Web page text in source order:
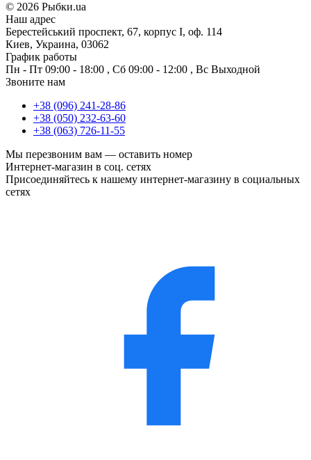
© 2026 Рыбки.ua
Наш адрес
Берестейський проспект, 67, корпус I, оф. 114
Киев, Украина, 03062
График работы
Пн - Пт 09:00 - 18:00 , Сб 09:00 - 12:00 , Вс Выходной
Звоните нам
+38 (096) 241-28-86
+38 (050) 232-63-60
+38 (063) 726-11-55
Мы перезвоним вам — оставить номер
Интернет-магазин в соц. сетях
Присоединяйтесь к нашему интернет-магазину в социальных
сетях